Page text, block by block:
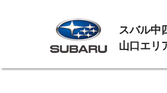
スバル中
山口エリ